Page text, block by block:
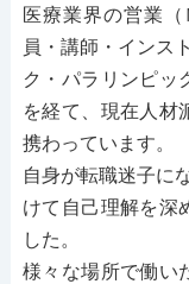
医療業界の営業
員・講師・インス
ク・パラリンピッ
を経て、現在人材
携わっています。
自身が転職迷子に
けて自己理解を深
した。
様々な場所で働い